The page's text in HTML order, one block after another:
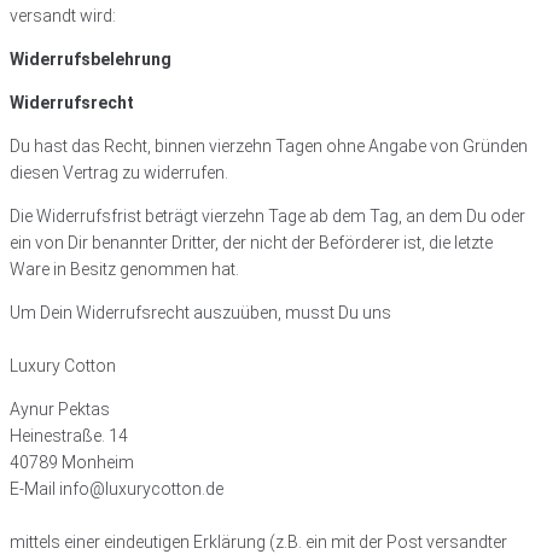
versandt wird:
Widerrufsbelehrung
Widerrufsrecht
Du hast das Recht, binnen vierzehn Tagen ohne Angabe von Gründen
diesen Vertrag zu widerrufen.
Die Widerrufsfrist beträgt vierzehn Tage ab dem Tag, an dem Du oder
ein von Dir benannter Dritter, der nicht der Beförderer ist, die letzte
Ware in Besitz genommen hat.
Um Dein Widerrufsrecht auszuüben, musst Du uns
Luxury Cotton
Aynur Pektas
Heinestraße. 14
40789 Monheim
E-Mail info@luxurycotton.de
mittels einer eindeutigen Erklärung (z.B. ein mit der Post versandter